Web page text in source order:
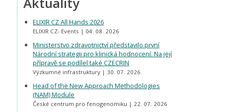
ELIXIR CZ All Hands 2026
ELIXIR CZ- Events 04. 08. 2026
Ministerstvo zdravotnictví představilo první
Národní strategii pro klinická hodnocení. Na její
přípravě se podílel také CZECRIN
Výzkumné infrastruktury 30. 07. 2026
Head of the New Approach Methodologies
(NAM) Module
České centrum pro fenogenomiku 22. 07. 2026